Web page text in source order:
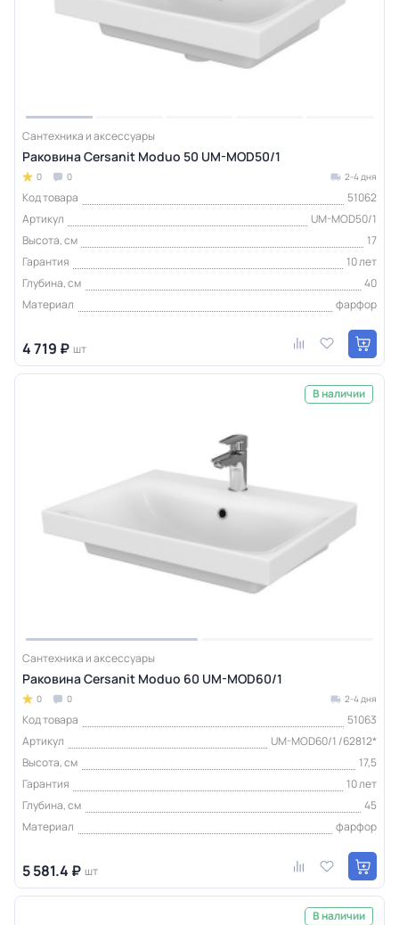
Сантехника и аксессуары
Раковина Cersanit Moduo 50 UM-MOD50/1
0 0 2-4 дня
Код товара
51062
Артикул
UM-MOD50/1
Высота, см
17
Гарантия
10 лет
Глубина, см
40
Материал
фарфор
4 719 ₽ шт
В наличии
Сантехника и аксессуары
Раковина Cersanit Moduo 60 UM-MOD60/1
0 0 2-4 дня
Код товара
51063
Артикул
UM-MOD60/1 /62812*
Высота, см
17,5
Гарантия
10 лет
Глубина, см
45
Материал
фарфор
5 581.4 ₽ шт
В наличии